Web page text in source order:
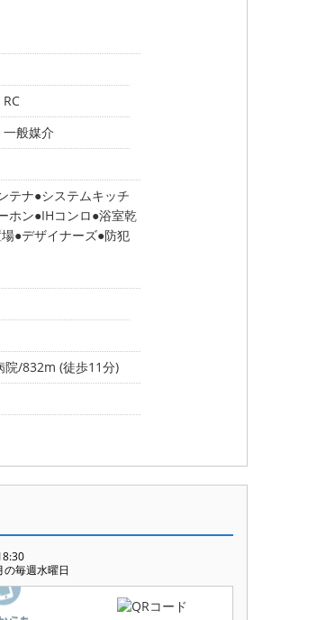
RC
一般媒介
テナ システムキッチ
ホン IHコンロ 浴室乾
デザイナーズ 防犯
院/832m (徒歩11分)
毎週水曜日